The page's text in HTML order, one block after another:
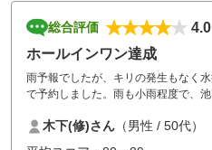
総合評価
4.0
ホールインワン達成
雨予報でしたが、キリの発生もなく
で予約しました。雨も小雨程度で、
ルインワンを達成出来ま、思い出に
で、毎年期待と思います
木下(修)さん （男性 / 50代）